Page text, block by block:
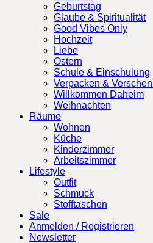
Geburtstag
Glaube & Spiritualität
Good Vibes Only
Hochzeit
Liebe
Ostern
Schule & Einschulung
Verpacken &
Willkommen Daheim
Weihnachten
Räume
Wohnen
Küche
Kinderzimmer
Arbeitszimmer
Lifestyle
Outfit
Schmuck
Stofftaschen
Sale
Anmelden / Registrieren
Newsletter